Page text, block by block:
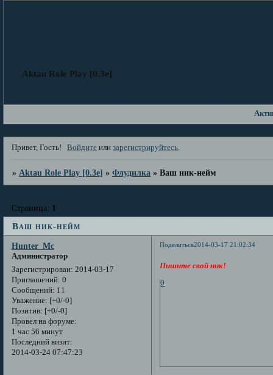
Aktau Role Play [0.3e]
Привет, Гость! Войдите илизарегистрируйтесь.
» Aktau Role Play [0.3e] »Флудилка »Ваш ник-нейм
Ваш ник-нейм
Страница: 1
Поделиться2014-03-17 21:02:34
Hunter_Mc
Администратор
Зарегистрирован: 2014-03-17
Приглашений: 0
Сообщений: 11
Уважение: [+0/-0]
Позитив: [+0/-0]
Провел на форуме:
1 час 56 минут
Последний визит:
2014-03-24 07:47:23
Пишите свой ник!
0